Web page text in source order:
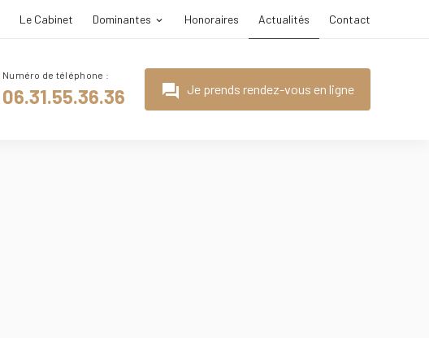
Le Cabinet Dominantes Honoraires Actualités Contact
06.31.55.36.36 question_answer Je prends rendez-vous en ligne